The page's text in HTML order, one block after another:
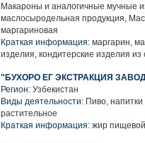
Макароны и аналогичные мучные
маслосыродельная продукция,
маргариновая
Краткая информация: маргарин,
изделия, кондитерские изделия
"БУХОРО ЕГ ЭКСТРАКЦИЯ
Регион: Узбекистан
Виды деятельности: Пиво,
растительное
Краткая информация: жир